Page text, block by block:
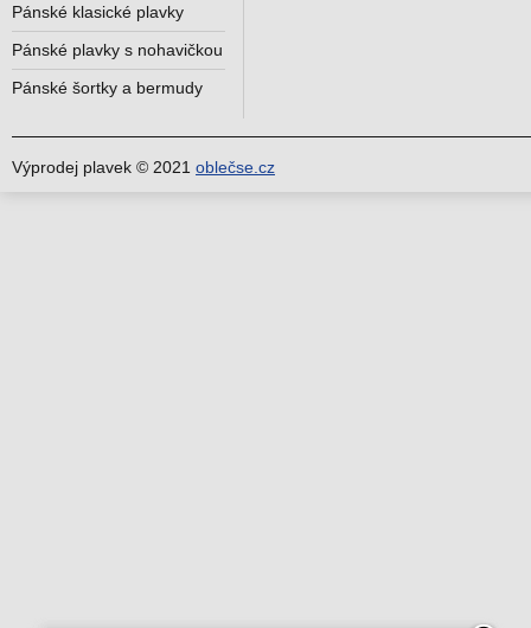
Pánské klasické plavky
Pánské plavky s nohavičkou
Pánské šortky a bermudy
Výprodej plavek © 2021 oblečse.cz